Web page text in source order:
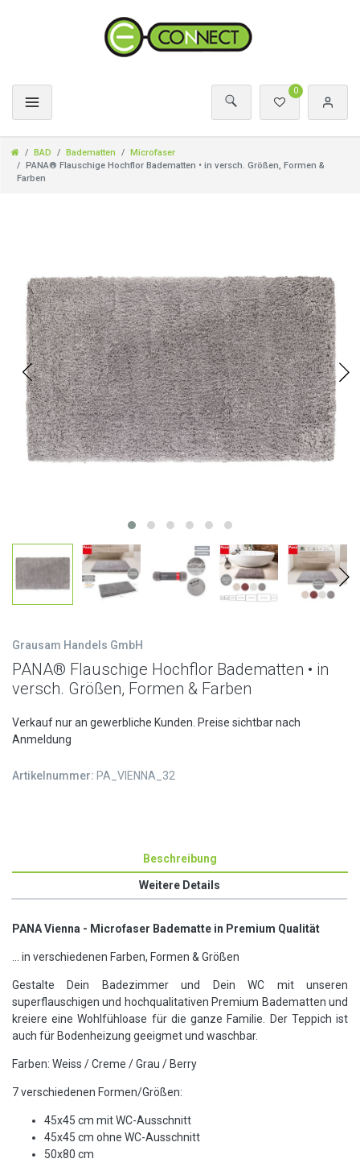
0
BAD Badematten
Microfaser
PANA® Flauschige Hochflor Badematten • in versch. Größen, Formen &
Farben
Grausam Handels GmbH
PANA® Flauschige Hochflor Badematten • in
versch. Größen, Formen & Farben
Verkauf nur an gewerbliche Kunden. Preise sichtbar nach
Anmeldung
Artikelnummer: PA_VIENNA_32
Beschreibung
Weitere Details
PANA Vienna - Microfaser Badematte in Premium Qualität
... in verschiedenen Farben, Formen & Größen
Gestalte Dein Badezimmer und Dein WC mit unseren
superflauschigen und hochqualitativen Premium Badematten und
kreiere eine Wohlfühloase für die ganze Familie. Der Teppich ist
auch für Bodenheizung geeigmet und waschbar.
Farben: Weiss / Creme / Grau / Berry
7 verschiedenen Formen/Größen:
45x45 cm mit WC-Ausschnitt
45x45 cm ohne WC-Ausschnitt
50x80 cm